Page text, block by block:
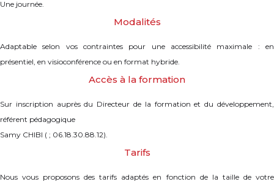
Une journée.
Modalités
Adaptable selon vos contraintes pour une accessibilité maximale : en
présentiel, en visioconférence ou en format hybride.
Accès à la formation
Sur inscription auprès du Directeur de la formation et du développement,
référent pédagogique
Samy CHIBI ( ; 06.18.30.88.12).
Tarifs
Nous vous proposons des tarifs adaptés en fonction de la taille de votre